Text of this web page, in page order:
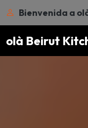
Bienvenida a
olà Beirut